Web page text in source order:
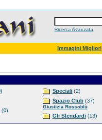
Ricerca Avanzata
Immagini Migliori
(0)
Speciali (2)
Spazio Club (37)
Giustizia Rossoblù
Gli Stendardi (13)